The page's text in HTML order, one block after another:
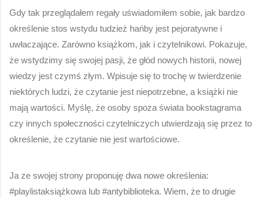
Gdy tak przeglądałem regały uświadomiłem sobie, jak bardzo
określenie stos wstydu tudzież hańby jest pejoratywne i
uwłaczające. Zarówno książkom, jak i czytelnikowi. Pokazuje,
że wstydzimy się swojej pasji, że głód nowych historii, nowej
wiedzy jest czymś złym. Wpisuje się to trochę w twierdzenie
niektórych ludzi, że czytanie jest niepotrzebne, a książki nie
mają wartości. Myślę, że osoby spoza świata bookstagrama
czy innych społeczności czytelniczych utwierdzają się przez to
określenie, że czytanie nie jest wartościowe.
Ja ze swojej strony proponuję dwa nowe określenia:
#playlistaksiążkowa lub #antybiblioteka. Wiem, że to drugie